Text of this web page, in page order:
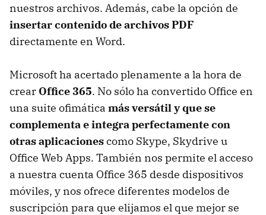
nuestros archivos. Además, cabe la opción de
insertar contenido de archivosPDF
directamente en Word.
Microsoft ha acertado plenamente a la hora de
crear Office 365. No sólo ha convertido Office en
una suite ofimática más versátil y que se
complementa e integra perfectamente con
otras aplicacionescomo Skype, Skydrive u
Office Web Apps. También nos permite el acceso
a nuestra cuenta Office 365 desde dispositivos
móviles, y nos ofrece diferentes modelos de
suscripción para que elijamos el que mejor se